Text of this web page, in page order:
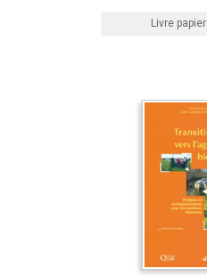
Livre papier